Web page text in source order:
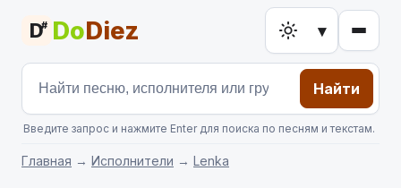
D# DoDiez ▾
Найти
Введите запрос и нажмите Enter для поиска по песням и текстам.
Главная → Исполнители → Lenka